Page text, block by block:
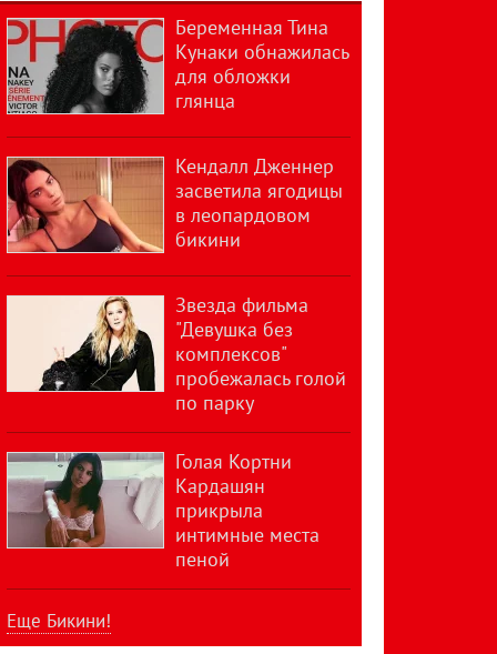
Беременная Тина
Кунаки обнажилась
для обложки
глянца
Кендалл Дженнер
засветила ягодицы
в леопардовом
бикини
Звезда фильма
"Девушка без
комплексов"
пробежалась голой
по парку
Голая Кортни
Кардашян
прикрыла
интимные места
пеной
Еще Бикини!